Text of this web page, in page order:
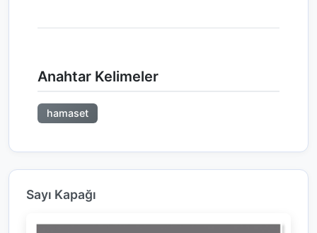
Anahtar Kelimeler
hamaset
Sayı Kapağı